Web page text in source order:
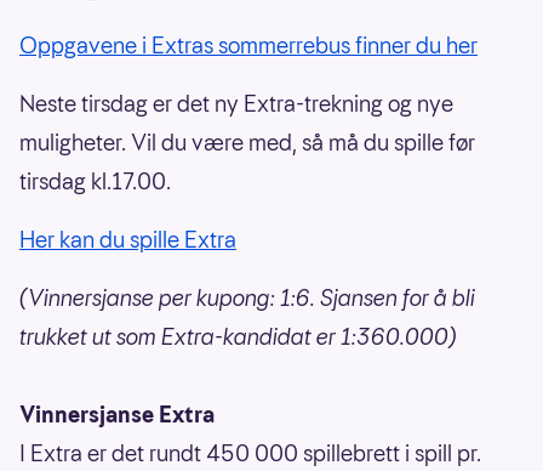
Oppgavene i Extras sommerrebus finner du her
Neste tirsdag er det ny Extra-trekning og nye
muligheter. Vil du være med, så må du spille før
tirsdag kl.17.00.
Her kan du spille Extra
(Vinnersjanse per kupong: 1:6. Sjansen for å bli
trukket ut som Extra-kandidat er 1:360.000)
Vinnersjanse Extra
I Extra er det rundt 450 000 spillebrett i spill pr.